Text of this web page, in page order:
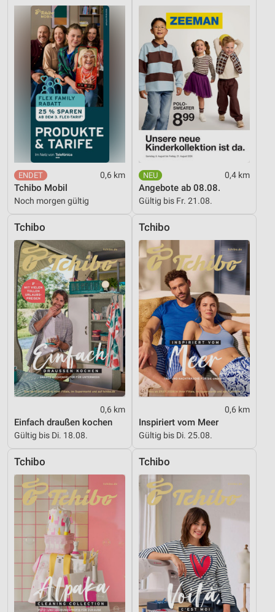
0,6 km
Tchibo Mobil
Noch morgen gültig
0,4 km
Angebote ab 08.08.
Gültig bis Fr. 21.08.
Tchibo
0,6 km
Einfach draußen kochen
Gültig bis Di. 18.08.
Tchibo
0,6 km
Inspiriert vom Meer
Gültig bis Di. 25.08.
Tchibo Tchibo
Inhalten
IAB-Besonderheiten:
Verwendung genauer Standortdaten
Geräte anhand von aktiv angeforderten
Informationen identifizieren
Nicht-IAB-Verarbeitungszwecke:
Notwendig
Performance
Funktional
Werbung